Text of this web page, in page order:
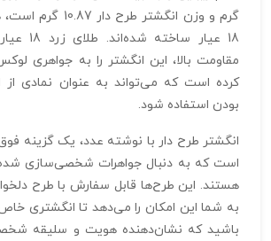
گرم و وزن انگشتر
18 عیار
مقاومت بالا، این انگشتر را به جواهری
کرده است که می‌تواند به عنوان نمادی
بودن استفاده شود.
انگشتر طرح دار با نوشته عدد، یک گزینه
است که به دنبال جواهرات شخصی‌سازی
هستند. این طرح‌ها قابل سفارش با طرح
به شما این امکان را می‌دهد تا انگشتری
باشید که نشان‌دهنده هویت و سلیقه